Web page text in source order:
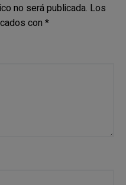
no será publicada. Los
con *